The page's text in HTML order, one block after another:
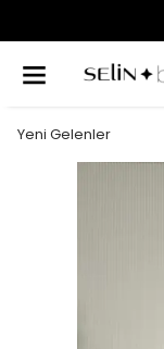
Yeni Gelenler